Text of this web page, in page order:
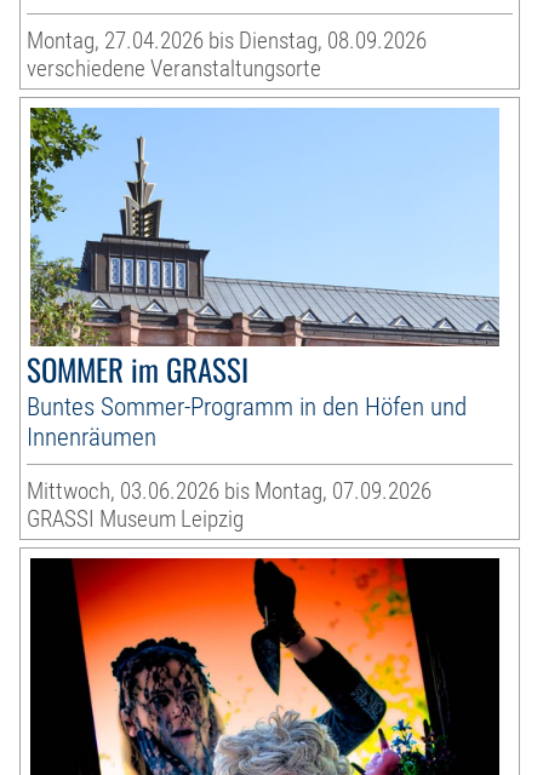
Montag, 27.04.2026 bis Dienstag, 08.09.2026
verschiedene Veranstaltungsorte
SOMMER im GRASSI
Buntes Sommer-Programm in den Höfen und
Innenräumen
Mittwoch, 03.06.2026 bis Montag, 07.09.2026
GRASSI Museum Leipzig